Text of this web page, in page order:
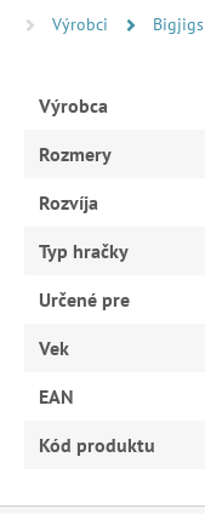
Výrobci
Bigjigs
Výrobca
Rozmery
Rozvíja
Typ hračky
Určené pre
Vek
EAN
Kód produktu